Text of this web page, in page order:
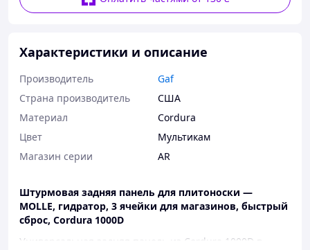
Характеристики и описание
Производитель
Gaf
Страна производитель
США
Материал
Cordura
Цвет
Мультикам
Магазин серии
AR
Штурмовая задняя панель для плитоноски —
MOLLE, гидратор, 3 ячейки для магазинов, быстрый
сброс, Cordura 1000D
Универсальная задняя панель из Cordura 1000D в